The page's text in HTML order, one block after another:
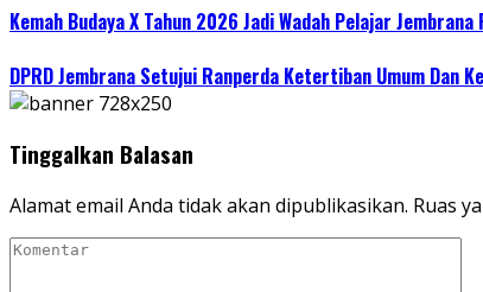
Kemah Budaya X Tahun 2026 Jadi Wadah Pelajar
DPRD Jembrana Setujui Ranperda Ketertiban Umum
Tinggalkan Balasan
Alamat email Anda tidak akan dipublikasikan. Ruas